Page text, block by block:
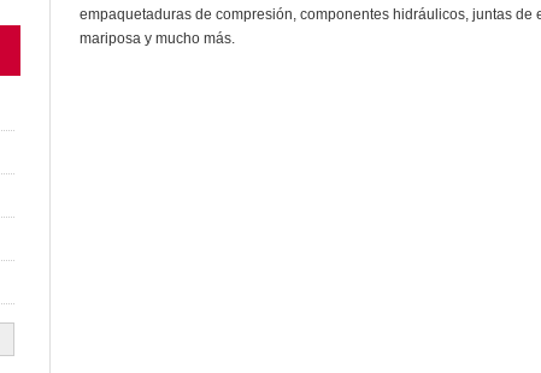
empaquetaduras de compresión, componentes hidráulicos, juntas
mariposa y mucho más.